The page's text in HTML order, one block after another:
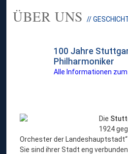
ÜBER UNS //
100 Jahre
Philharmoniker
Alle Informationen
Die
1924
Orchester der
Sie sind ihrer Stadt eng